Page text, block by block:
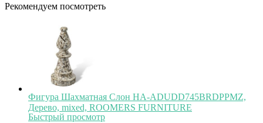
Рекомендуем посмотреть
Фигура Шахматная Слон HA-ADUDD745BRDPPMZ,
Дерево, mixed, ROOMERS FURNITURE
Быстрый просмотр